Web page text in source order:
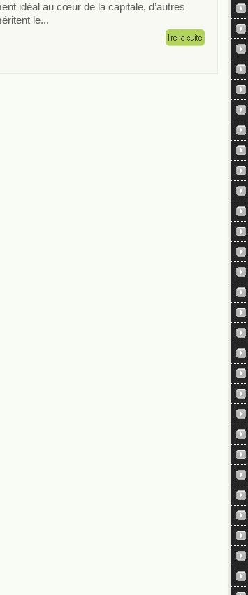
idéal au cœur de la capitale, d’autres
le...